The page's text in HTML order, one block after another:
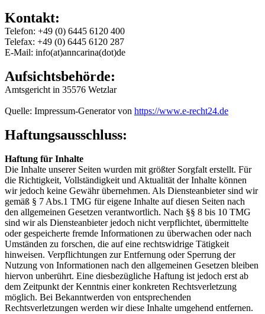
Kontakt:
Telefon: +49 (0) 6445 6120 400
Telefax: +49 (0) 6445 6120 287
E-Mail: info(at)anncarina(dot)de
Aufsichtsbehörde:
Amtsgericht in 35576 Wetzlar
Quelle: Impressum-Generator von https://www.e-recht24.de
Haftungsausschluss:
Haftung für Inhalte
Die Inhalte unserer Seiten wurden mit größter Sorgfalt erstellt. Für
die Richtigkeit, Vollständigkeit und Aktualität der Inhalte können
wir jedoch keine Gewähr übernehmen. Als Diensteanbieter sind wir
gemäß § 7 Abs.1 TMG für eigene Inhalte auf diesen Seiten nach
den allgemeinen Gesetzen verantwortlich. Nach §§ 8 bis 10 TMG
sind wir als Diensteanbieter jedoch nicht verpflichtet, übermittelte
oder gespeicherte fremde Informationen zu überwachen oder nach
Umständen zu forschen, die auf eine rechtswidrige Tätigkeit
hinweisen. Verpflichtungen zur Entfernung oder Sperrung der
Nutzung von Informationen nach den allgemeinen Gesetzen bleiben
hiervon unberührt. Eine diesbezügliche Haftung ist jedoch erst ab
dem Zeitpunkt der Kenntnis einer konkreten Rechtsverletzung
möglich. Bei Bekanntwerden von entsprechenden
Rechtsverletzungen werden wir diese Inhalte umgehend entfernen.